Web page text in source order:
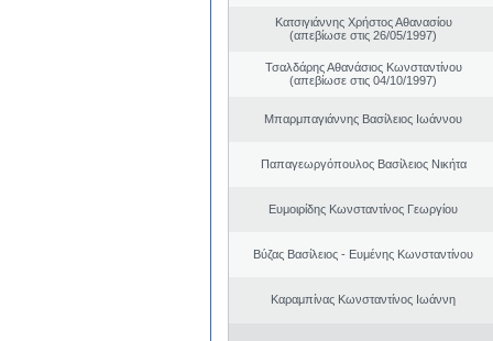
Κατσιγιάννης Χρήστος Αθανασίου
(απεβίωσε στις 26/05/1997)
Τσαλδάρης Αθανάσιος Κωνσταντίνου
(απεβίωσε στις 04/10/1997)
Μπαρμπαγιάννης Βασίλειος Ιωάννου
Παπαγεωργόπουλος Βασίλειος Νικήτα
Ευμοιρίδης Κωνσταντίνος Γεωργίου
Βύζας Βασίλειος - Ευμένης Κωνσταντίνου
Καραμπίνας Κωνσταντίνος Ιωάννη